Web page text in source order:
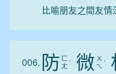
比喻朋友之間友情
006. 防 ㄈ
ㄤ ˊ 微 ㄨ
ㄟ ˊ